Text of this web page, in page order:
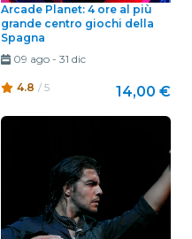
Arcade Planet: 4 ore al più
grande centro giochi della
Spagna
09 ago- 31 dic
4.8 / 5 14,00 €